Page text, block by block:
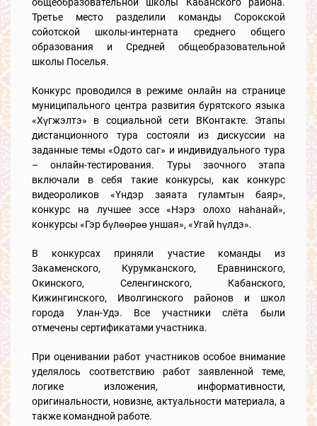
Третье место разделили команды Сорокской
сойотской школы-интерната среднего общего
образования и Средней общеобразовательной
школы Поселья.
Конкурс проводился в режиме онлайн на странице
муниципального центра развития бурятского языка
«Хүгжэлтэ» в социальной сети ВКонтакте. Этапы
дистанционного тура состояли из дискуссии на
заданные темы «Одото саг» и индивидуального тура
– онлайн-тестирования. Туры заочного этапа
включали в себя такие конкурсы, как конкурс
видеороликов «Үндэр заяата гуламтын баяр»,
конкурс на лучшее эссе «Нэрэ олохо наһанай»,
конкурсы «Гэр бүлөөрөө уншая», «Угай һүлдэ».
В конкурсах приняли участие команды из
Закаменского, Курумканского, Еравнинского,
Окинского, Селенгинского, Кабанского,
Кижингинского, Иволгинского районов и школ
города Улан-Удэ. Все участники слёта были
отмечены сертификатами участника.
При оценивании работ участников особое внимание
уделялось соответствию работ заявленной теме,
логике изложения, информативности,
оригинальности, новизне, актуальности материала, а
также командной работе.